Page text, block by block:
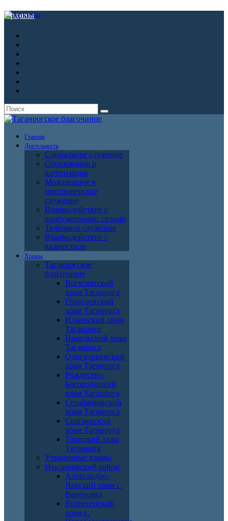
Архивы
Главная
Деятельность
Социальное служение
Образование и
катехизация
Молодежное и
миссионерское
служение
Взаимодействие с
вооруженными силами
Тюремное служение
Взаимодействие с
казачеством
Храмы
Таганрогское
благочиние
Всехсвятский
храм Таганрога
Георгиевский
храм Таганрога
Ильинский храм
Таганрога
Никольский храм
Таганрога
Одигитриевский
храм Таганрога
Рождество-
Богородицкий
храм Таганрога
Серафимовский
храм Таганрога
Сергиевский
храм Таганрога
Троицкий храм
Таганрога
Утраченные храмы
Неклиновский район
Александро-
Невский храм с.
Вареновка
Вознесенский
храм с.